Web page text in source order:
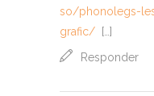
so/phonolegs-
grafic/
[…]
Responder